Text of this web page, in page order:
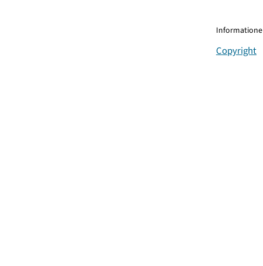
Copyright